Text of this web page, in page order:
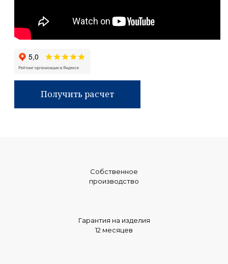
Получить расчет
Собственное
производство
Гарантия на изделия
12 месяцев